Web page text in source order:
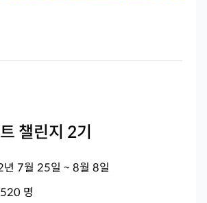
챌린지 2기
7월 25일 ~ 8월 8일
명